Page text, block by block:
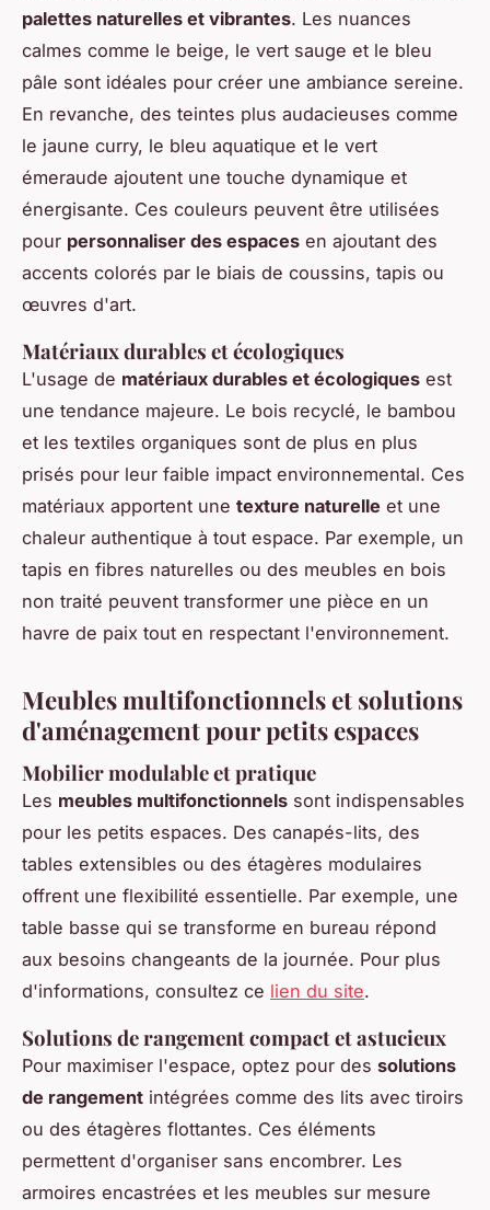
palettes naturelles et vibrantes. Les nuances
calmes comme le beige, le vert sauge et le bleu
pâle sont idéales pour créer une ambiance sereine.
En revanche, des teintes plus audacieuses comme
le jaune curry, le bleu aquatique et le vert
émeraude ajoutent une touche dynamique et
énergisante. Ces couleurs peuvent être utilisées
pour personnaliser des espaces en ajoutant des
accents colorés par le biais de coussins, tapis ou
œuvres d'art.
Matériaux durables et écologiques
L'usage de matériaux durables et écologiques est
une tendance majeure. Le bois recyclé, le bambou
et les textiles organiques sont de plus en plus
prisés pour leur faible impact environnemental. Ces
matériaux apportent une texture naturelle et une
chaleur authentique à tout espace. Par exemple, un
tapis en fibres naturelles ou des meubles en bois
non traité peuvent transformer une pièce en un
havre de paix tout en respectant l'environnement.
Meubles multifonctionnels et solutions
d'aménagement pour petits espaces
Mobilier modulable et pratique
Les meubles multifonctionnels sont indispensables
pour les petits espaces. Des canapés-lits, des
tables extensibles ou des étagères modulaires
offrent une flexibilité essentielle. Par exemple, une
table basse qui se transforme en bureau répond
aux besoins changeants de la journée. Pour plus
d'informations, consultez ce lien du site.
Solutions de rangement compact et astucieux
Pour maximiser l'espace, optez pour des solutions
de rangement intégrées comme des lits avec tiroirs
ou des étagères flottantes. Ces éléments
permettent d'organiser sans encombrer. Les
armoires encastrées et les meubles sur mesure